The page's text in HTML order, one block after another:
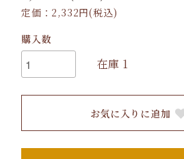
定価：2,332円(税込)
購入数
在庫 1
お気に入りに追加